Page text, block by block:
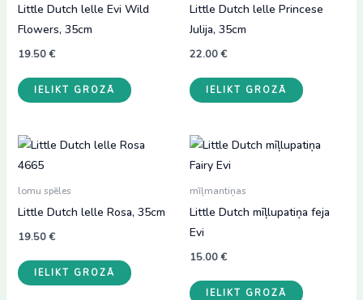
Little Dutch lelle Evi Wild
Flowers, 35cm
19.50€
IELIKT GROZĀ
Little Dutch lelle Princese
Julija, 35cm
22.00€
IELIKT GROZĀ
lomu spēles
Little Dutch lelle Rosa, 35cm
19.50€
IELIKT GROZĀ
mīļmantiņas
Little Dutch mīļlupatiņa feja
Evi
15.00€
IELIKT GROZĀ